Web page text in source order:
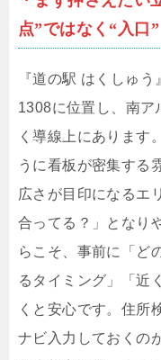
点”ではなく“入口”
『道の駅 はくしゅ
1308に位置し、南ア
く導線上にあります
うに看板が密集する
広さが目印になるエ
合ってる？」となり
らこそ、事前に「ど
るタイミング」「近
くと安心です。住所
ナビ入力しておくの